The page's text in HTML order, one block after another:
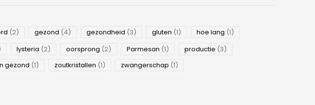
(2) gezond (4) gezondheid (3) gluten (1) hoe lang (1)
lysteria (2) oorsprong (2) Parmesan (1) productie (3)
gezond (1) zoutkristallen (1) zwangerschap (1)